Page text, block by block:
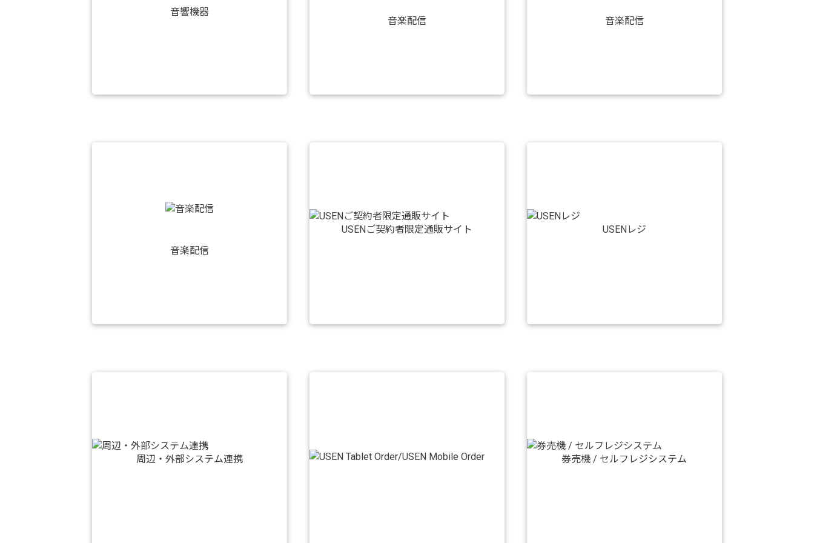
音響機器
音楽配信 音楽配信
音楽配信
USENご契約者限定通販サイト USENレジ
周辺・外部システム連携 券売機 / セルフレジシステム